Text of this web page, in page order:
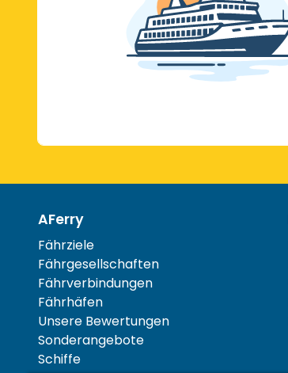
AFerry
Fährziele
Fährgesellschaften
Fährverbindungen
Fährhäfen
Unsere Bewertungen
Sonderangebote
Schiffe